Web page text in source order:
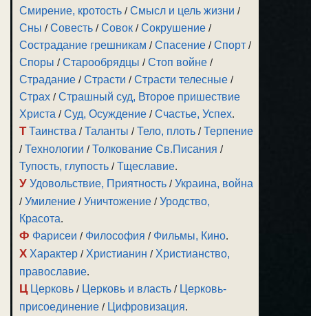
Смирение, кротость /Смысл и цель жизни /
Сны /Совесть /Совок /Сокрушение /
Сострадание грешникам /Спасение /Спорт /
Споры /Старообрядцы /Стоп войне /
Страдание /Страсти /Страсти телесные /
Страх /Страшный суд, Второе пришествие
Христа /Суд, Осуждение /Счастье, Успех.
Т Таинства /Таланты /Тело, плоть /Терпение
/Технологии /Толкование Св.Писания /
Тупость, глупость /Тщеславие.
У Удовольствие, Приятность /Украина, война
/Умиление /Уничтожение /Уродство,
Красота.
Ф Фарисеи / Философия / Фильмы, Кино.
Х Характер / Христианин / Христианство,
православие.
Ц Церковь / Церковь и власть / Церковь-
присоединение / Цифровизация.